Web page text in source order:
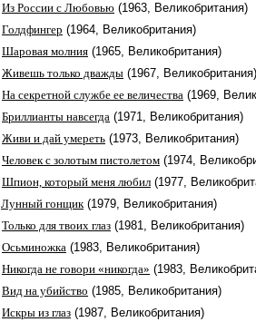
Из России с Любовью (1963, Великобритания)
Голдфингер (1964, Великобритания)
Шаровая молния (1965, Великобритания)
Живешь только дважды (1967, Великобритания)
На секретной службе ее величества (1969,
Бриллианты навсегда (1971, Великобритания)
Живи и дай умереть (1973, Великобритания)
Человек с золотым пистолетом (1974,
Шпион, который меня любил (1977,
Лунный гонщик (1979, Великобритания)
Только для твоих глаз (1981, Великобритания)
Осьминожка (1983, Великобритания)
Никогда не говори «никогда» (1983,
Вид на убийство (1985, Великобритания)
Искры из глаз (1987, Великобритания)